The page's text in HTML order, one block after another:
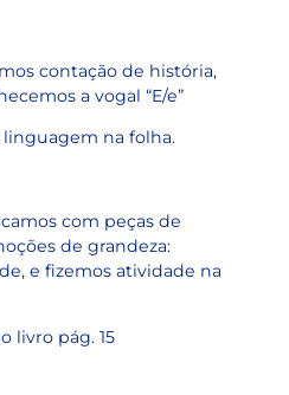
contação de história,
a vogal “E/e”
na folha.
com peças de
de grandeza:
e fizemos atividade na
livro pág. 15